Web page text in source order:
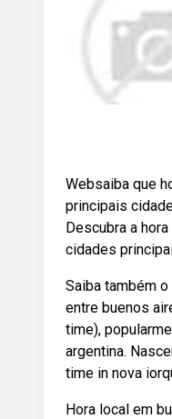
Websaiba que
principais
Descubra a
cidades
Saiba também
entre buenos
time),
argentina.
time in nova
Hora local em